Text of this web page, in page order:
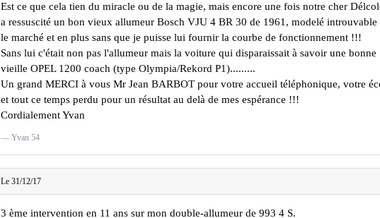
Est ce que cela tien du miracle ou de la magie, mais encore une fois notre cher
a ressuscité un bon vieux allumeur Bosch VJU 4 BR 30 de 1961, modelé introuvable
le marché et en plus sans que je puisse lui fournir la courbe de fonctionnement !!!
Sans lui c'était non pas l'allumeur mais la voiture qui disparaissait à savoir une bonne
vieille OPEL 1200 coach (type Olympia/Rekord P1).........
Un grand MERCI à vous Mr Jean BARBOT pour votre accueil téléphonique, votre
et tout ce temps perdu pour un résultat au delà de mes espérance !!!
Cordialement Yvan
Yvan 54
Le 31/12/17
3 ème intervention en 11 ans sur mon double-allumeur de 993 4 S.